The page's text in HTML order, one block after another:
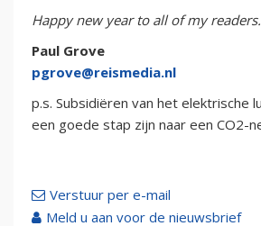
Happy new year to all of my readers.
Paul Grove
pgrove@reismedia.nl
p.s. Subsidiëren van het elektrische
een goede stap zijn naar een CO2-
Verstuur per e-mail
Meld u aan voor de nieuwsbrief